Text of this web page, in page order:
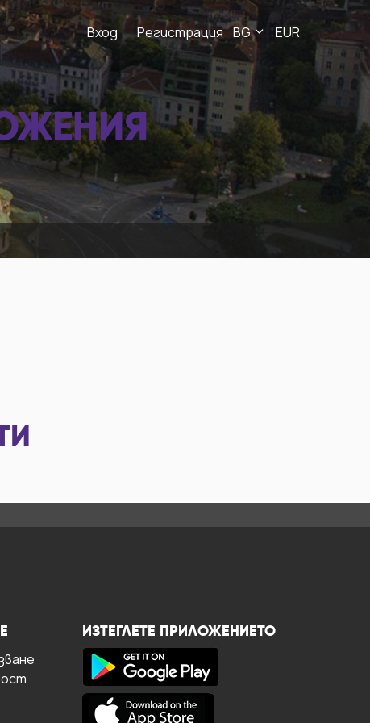
Вход Регистрация BG EUR
ИЗТЕГЛЕТЕ ПРИЛОЖЕНИЕТО